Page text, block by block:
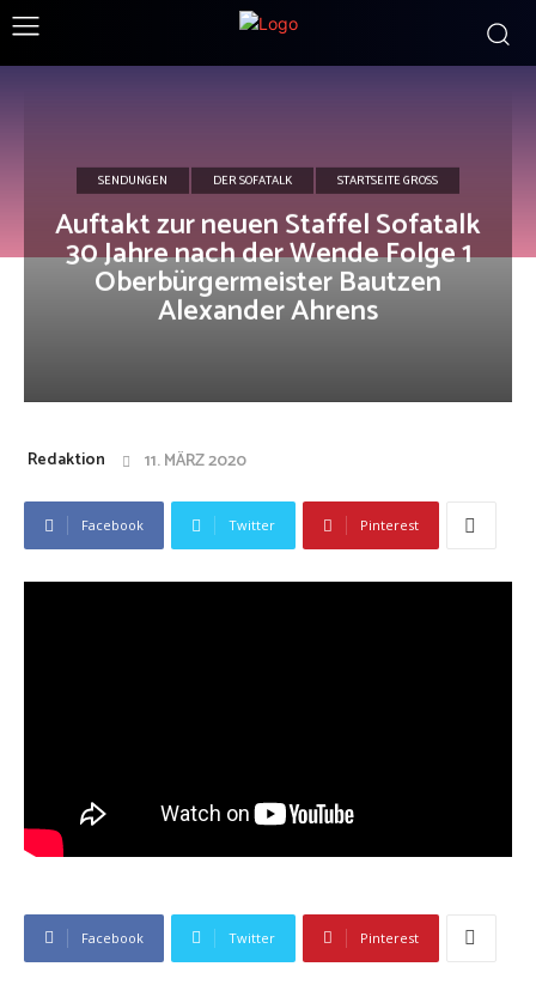
SENDUNGEN DER SOFATALK STARTSEITE GROSS
Auftakt zur neuen Staffel Sofatalk
30 Jahre nach der Wende Folge 1
Oberbürgermeister Bautzen
Alexander Ahrens
Redaktion 11. MÄRZ 2020
Facebook Twitter Pinterest
Facebook Twitter Pinterest